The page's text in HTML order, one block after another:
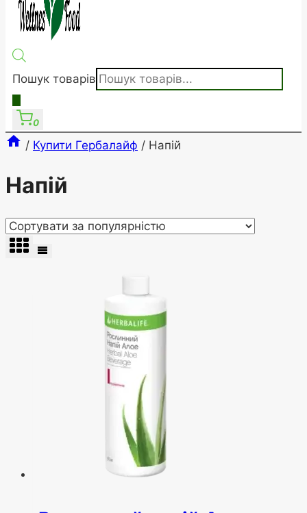
Пошук товарів
0
/ Купити Гербалайф / Напій
Напій